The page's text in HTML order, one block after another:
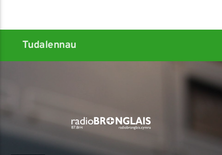
Tudalennau